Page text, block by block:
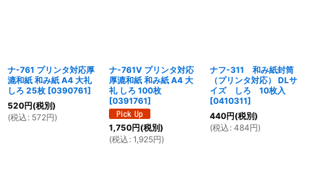
ナ-761 プリンタ対応厚
漉和紙 和み紙 A4 大礼
しろ 25枚 [0390761]
520円(税別)
(税込 : 572円)
ナ-761V プリンタ対応
厚漉和紙 和み紙 A4 大
礼 しろ 100枚
[0391761]
1,750円(税別)
(税込 : 1,925円)
ナフ-311 和み紙封筒
（プリンタ対応） DLサ
イズ しろ 10枚入
[0410311]
440円(税別)
(税込 : 484円)